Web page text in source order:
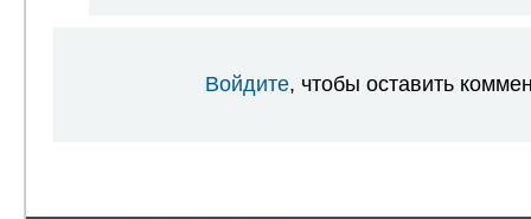
Войдите, чтобы оставить